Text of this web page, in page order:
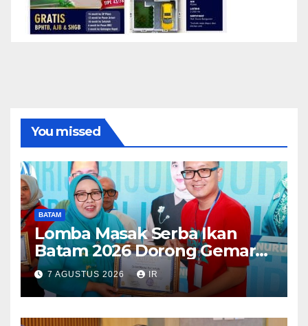
You missed
BATAM
Lomba Masak Serba Ikan
Batam 2026 Dorong Gemar
Makan Ikan
7 AGUSTUS 2026 IR